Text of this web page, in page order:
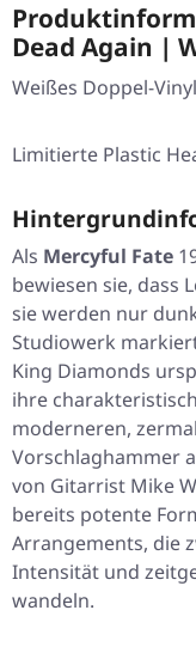
Dead Again |
Weißes Doppel-
Limitierte Plastic
Als Mercyful Fate
bewiesen sie, dass
sie werden nur
Studiowerk
King Diamonds
ihre
moderneren,
Vorschlaghammer
von Gitarrist Mike
bereits potente
Arrangements, die
Intensität und
wandeln.